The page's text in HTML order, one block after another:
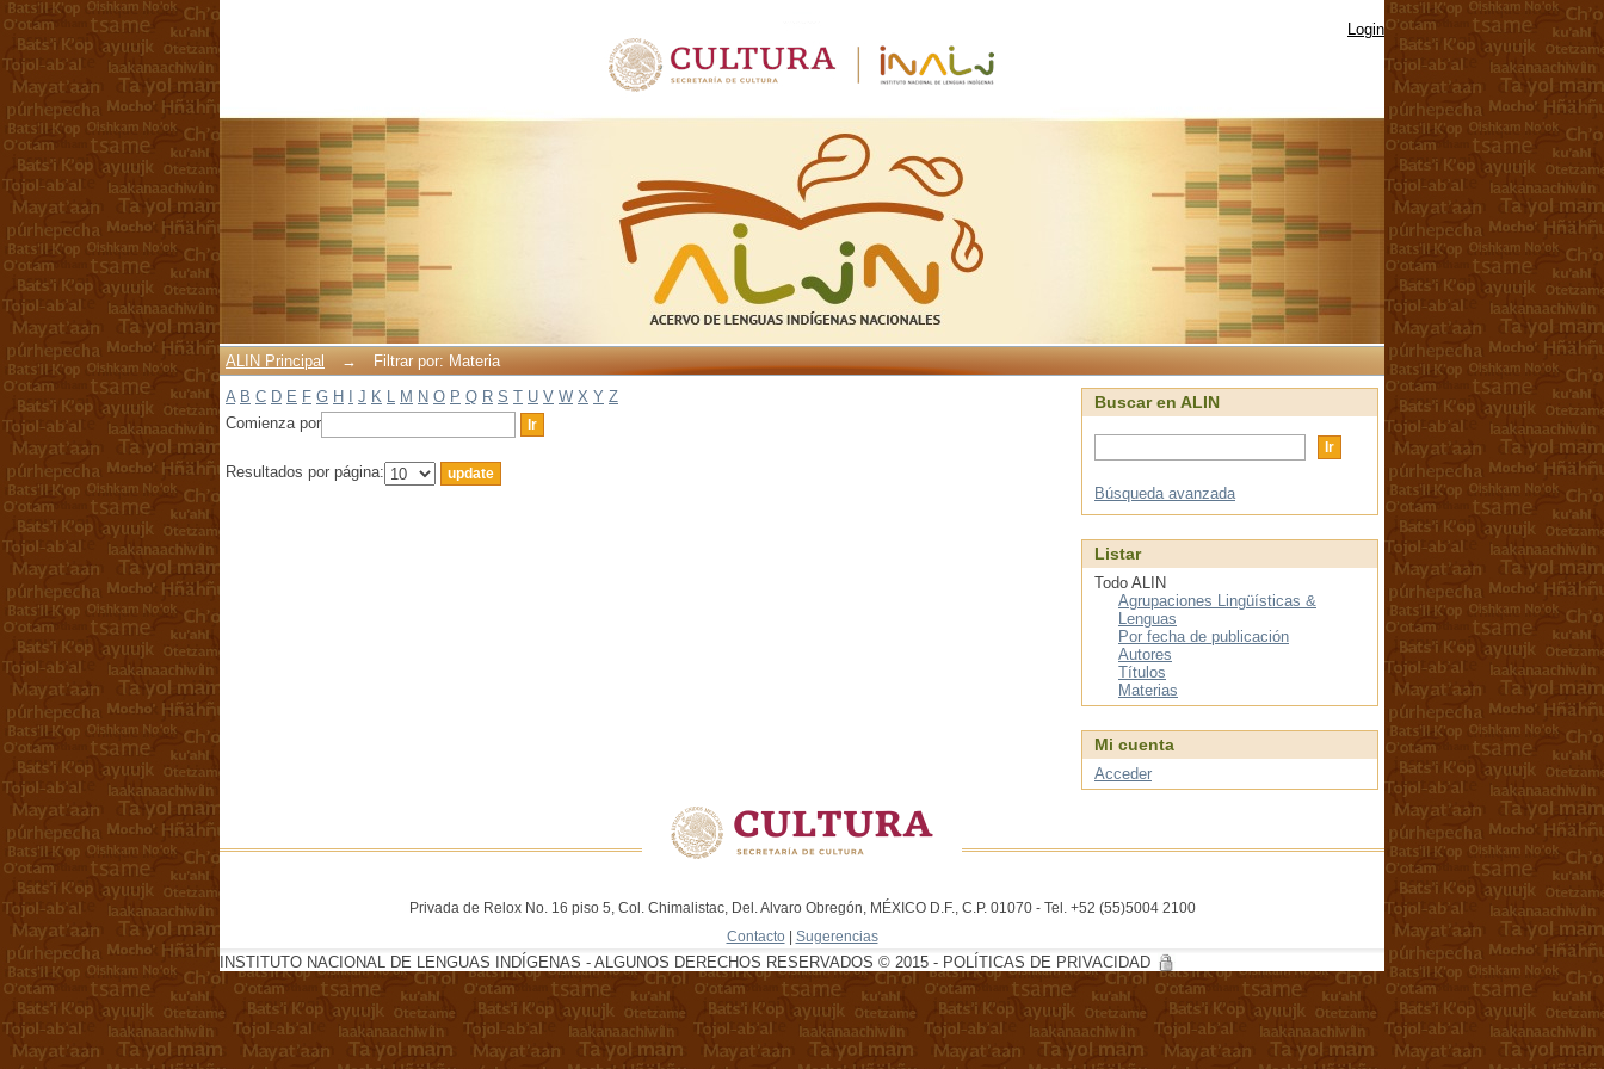
Login
ALIN Principal →
Filtrar por: Materia
A B C D E F G H J K L M N O P Q R S T U V W X Y Z
Comienza por
Resultados por página:
Buscar en ALIN
Búsqueda avanzada
Listar
Todo ALIN
Agrupaciones Lingüísticas &
Lenguas
Por fecha de publicación
Autores
Títulos
Materias
Mi cuenta
Acceder
Privada de Relox No. 16 piso 5, Col. Chimalistac, Del. Alvaro Obregón, MÉXICO D.F., C.P. 01070 - Tel. +52 (55)5004 2100
Contacto | Sugerencias
INSTITUTO NACIONAL DE LENGUAS INDÍGENAS - ALGUNOS DERECHOS RESERVADOS © 2015 - POLÍTICAS DE PRIVACIDAD